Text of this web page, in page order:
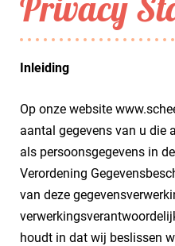
Inleiding
Op onze website
aantal gegevens van u die
als persoonsgegevens in
Verordening
van deze
houdt in dat wij beslissen